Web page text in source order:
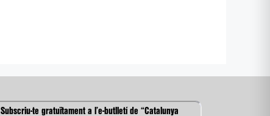
Subscriu-te gratuïtament a l’e-butlletí de “Catalunya